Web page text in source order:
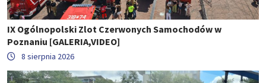
IX Ogólnopolski Zlot Czerwonych Samochodów w
Poznaniu [GALERIA,VIDEO]
8 sierpnia 2026